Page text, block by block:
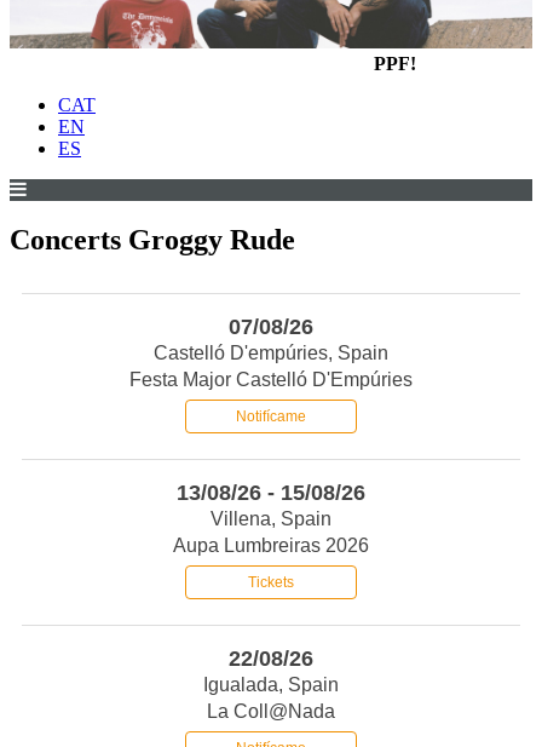
PPF!
CAT
EN
ES
Concerts Groggy Rude
07/08/26
Castelló D'empúries, Spain
Festa Major Castelló D'Empúries
Notifícame
13/08/26 - 15/08/26
Villena, Spain
Aupa Lumbreiras 2026
Tickets
22/08/26
Igualada, Spain
La Coll@nada